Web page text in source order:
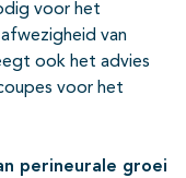
voor het
van
ook het advies
voor het
perineurale groei